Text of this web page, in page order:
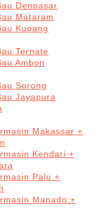
Denpasar
Mataram
Kupang
Ternate
Ambon
Sorong
Jayapura
Makassar +
Kendari +
Palu +
Manado +